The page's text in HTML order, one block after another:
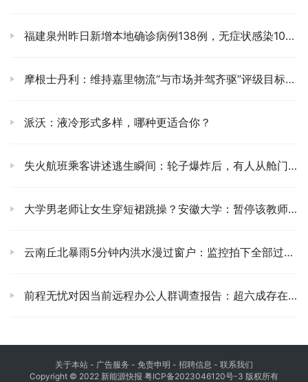
福建泉州昨日新增本地确诊病例138例，无症状感染105例
摩根士丹利：维持嘉里物流“与市场并驾齐驱”评级目标价18.7港元
派沃：液冷形式多样，哪种更适合你？
失火航班乘客讲述逃生瞬间：轮子爆炸后，有人从舱门跳机
大学男老师让女生穿短裙跳操？安徽大学：暂停该教师运动会一切工作
云南丘北暴雨5分钟内洪水漫过窗户：监控拍下全部过程画面
前程无忧对因当前远程办公人群调查报告：超六成存在延长工作时间
关于本站 - 广告服务 - 免责申明 - 招聘信息 - 联系我们
Copyright © 2022 新能源快报 粤ICP备2023046120号-3 版权所有